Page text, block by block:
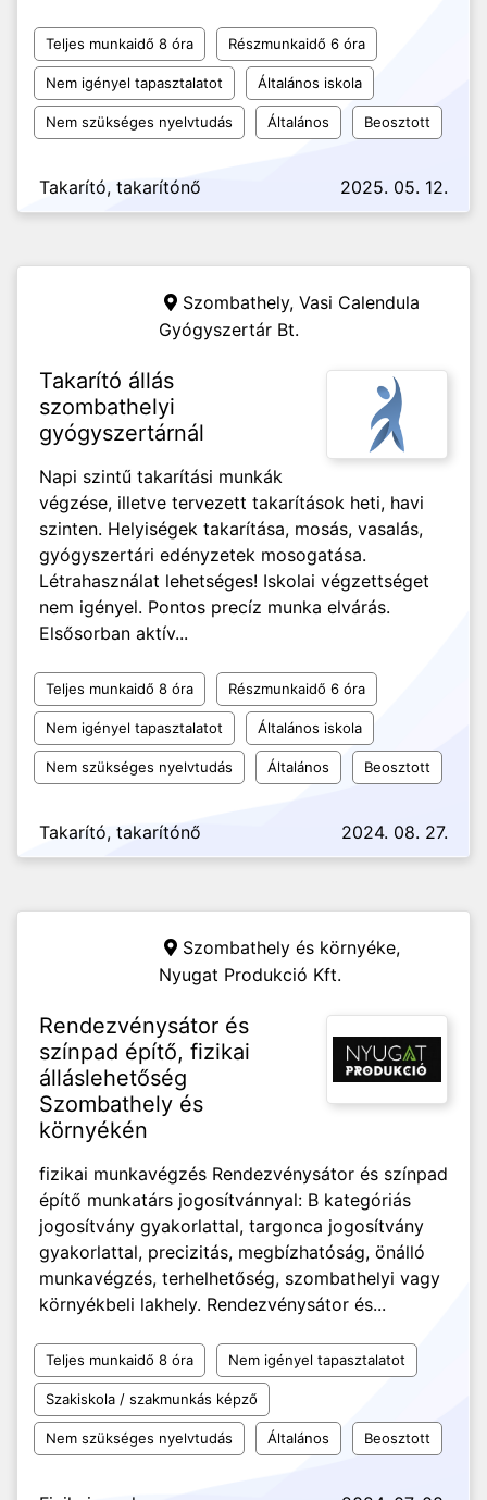
Teljes munkaidő 8 óra Részmunkaidő 6 óra
Nem igényel tapasztalatot Általános iskola
Nem szükséges nyelvtudás Általános Beosztott
Takarító, takarítónő 2025. 05. 12.
Szombathely, Vasi Calendula
Gyógyszertár Bt.
Takarító állás
szombathelyi
gyógyszertárnál
Napi szintű takarítási munkák
végzése, illetve tervezett takarítások heti, havi
szinten. Helyiségek takarítása, mosás, vasalás,
gyógyszertári edényzetek mosogatása.
Létrahasználat lehetséges! Iskolai végzettséget
nem igényel. Pontos precíz munka elvárás.
Elsősorban aktív...
Teljes munkaidő 8 óra Részmunkaidő 6 óra
Nem igényel tapasztalatot Általános iskola
Nem szükséges nyelvtudás Általános Beosztott
Takarító, takarítónő 2024. 08. 27.
Szombathely és környéke,
Nyugat Produkció Kft.
Rendezvénysátor és
színpad építő, fizikai
álláslehetőség
Szombathely és
környékén
fizikai munkavégzés Rendezvénysátor és színpad
építő munkatárs jogosítvánnyal: B kategóriás
jogosítvány gyakorlattal, targonca jogosítvány
gyakorlattal, precizitás, megbízhatóság, önálló
munkavégzés, terhelhetőség, szombathelyi vagy
környékbeli lakhely. Rendezvénysátor és...
Teljes munkaidő 8 óra Nem igényel tapasztalatot
Szakiskola / szakmunkás képző
Nem szükséges nyelvtudás Általános Beosztott